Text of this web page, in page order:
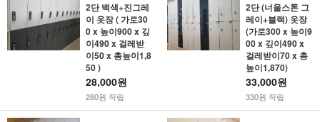
2단 백색+진그레
이 옷장 ( 가로30
0 x 높이900 x 깊
이490 x 걸레받
이50 x 총높이1,8
50 )
28,000원
280원 적립
2단 (너울스톤 그
레이+블랙) 옷장
(가로300 x 높이9
00 x 깊이490 x
걸레받이70 x 총
높이1,870)
33,000원
330원 적립